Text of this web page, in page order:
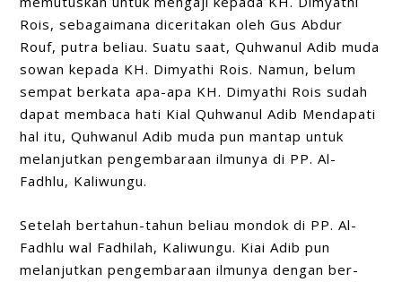
Rois, sebagaimana diceritakan oleh Gus Abdur
Rouf, putra beliau. Suatu saat, Quhwanul Adib muda
sowan kepada KH. Dimyathi Rois. Namun, belum
sempat berkata apa-apa KH. Dimyathi Rois sudah
dapat membaca hati Kial Quhwanul Adib Mendapati
hal itu, Quhwanul Adib muda pun mantap untuk
melanjutkan pengembaraan ilmunya di PP. Al-
Fadhlu, Kaliwungu.
Setelah bertahun-tahun beliau mondok di PP. Al-
Fadhlu wal Fadhilah, Kaliwungu. Kiai Adib pun
melanjutkan pengembaraan ilmunya dengan ber-